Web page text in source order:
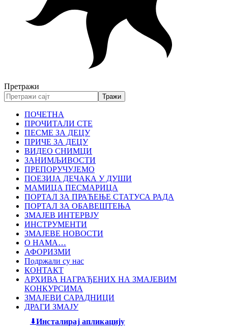
Претражи
ПОЧЕТНА
ПРОЧИТАЛИ СТЕ
ПЕСМЕ ЗА ДЕЦУ
ПРИЧЕ ЗА ДЕЦУ
ВИДЕО СНИМЦИ
ЗАНИМЉИВОСТИ
ПРЕПОРУЧУЈЕМО
ПОЕЗИЈА ДЕЧАКА У ДУШИ
МАМИЦА ПЕСМАРИЦА
ПОРТАЛ ЗА ПРАЋЕЊЕ СТАТУСА РАДА
ПОРТАЛ ЗА ОБАВЕШТЕЊА
ЗМАЈЕВ ИНТЕРВЈУ
ИНСТРУМЕНТИ
ЗМАЈЕВЕ НОВОСТИ
О НАМА…
АФОРИЗМИ
Подржали су нас
КОНТАКТ
АРХИВА НАГРАЂЕНИХ НА ЗМАЈЕВИМ
КОНКУРСИМА
ЗМАЈЕВИ САРАДНИЦИ
ДРАГИ ЗМАЈУ
Инсталирај апликацију